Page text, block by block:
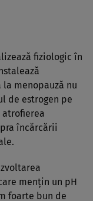
fiziologic în
la menopauză nu
de estrogen pe
atrofierea
încărcării
menţin un pH
foarte bun de